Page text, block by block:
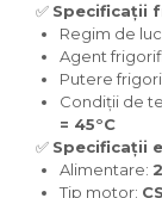
✅ Specificații
Regim de
Agent
Putere
Condiții de
= 45°C
✅ Specificații
Alimentare:
Tip motor: